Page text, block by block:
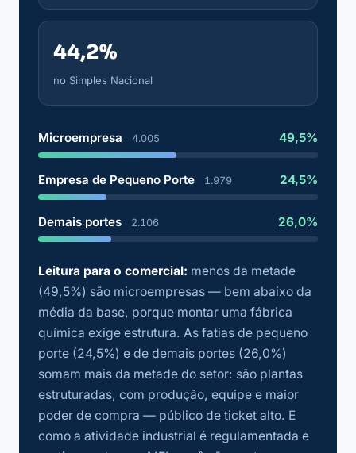
44,2%
no Simples Nacional
Microempresa 4.005 49,5%
Empresa de Pequeno Porte 1.979 24,5%
Demais portes 2.106 26,0%
Leitura para o comercial: menos da metade
(49,5%) são microempresas — bem abaixo da
média da base, porque montar uma fábrica
química exige estrutura. As fatias de pequeno
porte (24,5%) e de demais portes (26,0%)
somam mais da metade do setor: são plantas
estruturadas, com produção, equipe e maior
poder de compra — público de ticket alto. E
como a atividade industrial é regulamentada e